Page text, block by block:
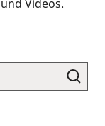
Videos.